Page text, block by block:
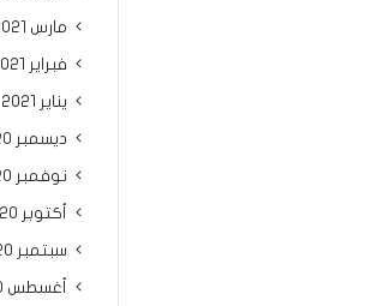
مارس 2021
فبراير 2021
يناير 2021
ديسمبر 2020
نوفمبر 2020
أكتوبر 2020
سبتمبر 2020
أغسطس 2020